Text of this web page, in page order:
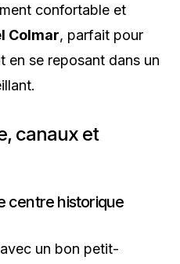
confortable et
Colmar, parfait pour
en se reposant dans un
canaux et
centre historique
un bon petit-